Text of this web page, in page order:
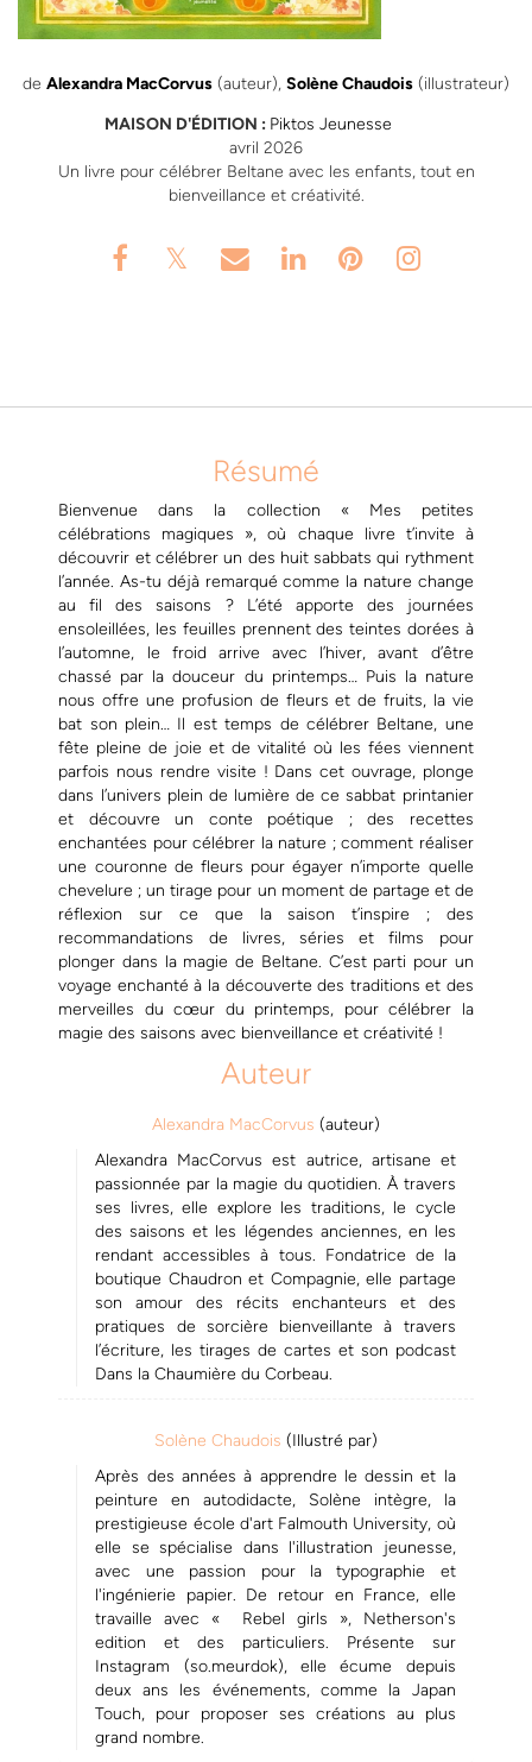
de Alexandra MacCorvus (auteur), Solène Chaudois (illustrateur)
MAISON D'ÉDITION : Piktos Jeunesse
avril 2026
Un livre pour célébrer Beltane avec les enfants, tout en
bienveillance et créativité.
Résumé
Bienvenue dans la collection « Mes petites
célébrations magiques », où chaque livre t’invite à
découvrir et célébrer un des huit sabbats qui rythment
l’année. As-tu déjà remarqué comme la nature change
au fil des saisons ? L’été apporte des journées
ensoleillées, les feuilles prennent des teintes dorées à
l’automne, le froid arrive avec l’hiver, avant d’être
chassé par la douceur du printemps… Puis la nature
nous offre une profusion de fleurs et de fruits, la vie
bat son plein… Il est temps de célébrer Beltane, une
fête pleine de joie et de vitalité où les fées viennent
parfois nous rendre visite ! Dans cet ouvrage, plonge
dans l’univers plein de lumière de ce sabbat printanier
et découvre un conte poétique ; des recettes
enchantées pour célébrer la nature ; comment réaliser
une couronne de fleurs pour égayer n’importe quelle
chevelure ; un tirage pour un moment de partage et de
réflexion sur ce que la saison t’inspire ; des
recommandations de livres, séries et films pour
plonger dans la magie de Beltane. C’est parti pour un
voyage enchanté à la découverte des traditions et des
merveilles du cœur du printemps, pour célébrer la
magie des saisons avec bienveillance et créativité !
Auteur
Alexandra MacCorvus (auteur)
Alexandra MacCorvus est autrice, artisane et
passionnée par la magie du quotidien. À travers
ses livres, elle explore les traditions, le cycle
des saisons et les légendes anciennes, en les
rendant accessibles à tous. Fondatrice de la
boutique Chaudron et Compagnie, elle partage
son amour des récits enchanteurs et des
pratiques de sorcière bienveillante à travers
l’écriture, les tirages de cartes et son podcast
Dans la Chaumière du Corbeau.
Solène Chaudois (Illustré par)
Après des années à apprendre le dessin et la
peinture en autodidacte, Solène intègre, la
prestigieuse école d'art Falmouth University, où
elle se spécialise dans l'illustration jeunesse,
avec une passion pour la typographie et
l'ingénierie papier. De retour en France, elle
travaille avec « Rebel girls », Netherson's
edition et des particuliers. Présente sur
Instagram (so.meurdok), elle écume depuis
deux ans les événements, comme la Japan
Touch, pour proposer ses créations au plus
grand nombre.